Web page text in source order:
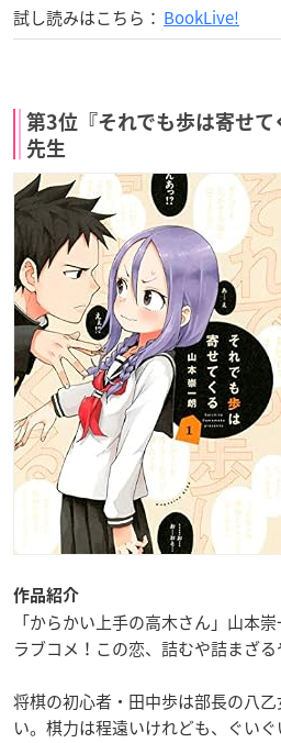
試し読みはこちら： BookLive!
第3位『それでも歩は寄せて
先生
作品紹介
「からかい上手の高木さん」山本
ラブコメ！この恋、詰むや詰まざ
将棋の初心者・田中歩は部長の八
い。棋力は程遠いけれども、ぐい